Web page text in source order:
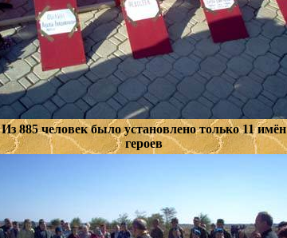
Из 885 человек было установлено только 11 имён
героев